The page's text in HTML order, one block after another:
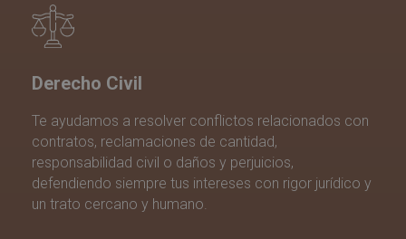
Derecho Civil
Te ayudamos a resolver conflictos relacionados con
contratos, reclamaciones de cantidad,
responsabilidad civil o daños y perjuicios,
defendiendo siempre tus intereses con rigor jurídico y
un trato cercano y humano.